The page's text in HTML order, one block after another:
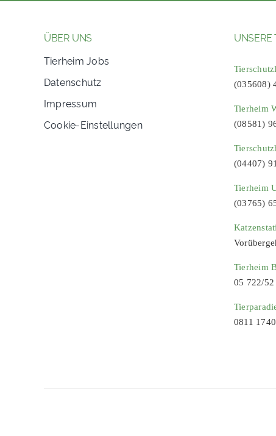
ÜBER UNS
Tierheim Jobs
Datenschutz
Impressum
Cookie-Einstellungen
UNSERE
(035608)
Tierheim
(08581)
(04407)
Tierheim
(03765)
Tierheim
05 722/52
0811 1740